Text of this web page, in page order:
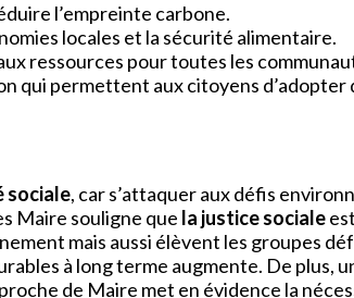
l’empreinte carbone.
locales et la sécurité alimentaire.
ressources pour toutes les
qui permettent aux citoyens
sociale, car s’attaquer aux défis
Maire souligne que la justice sociale
mais aussi élèvent les groupes
à long terme augmente. De plus,
de Maire met en évidence la